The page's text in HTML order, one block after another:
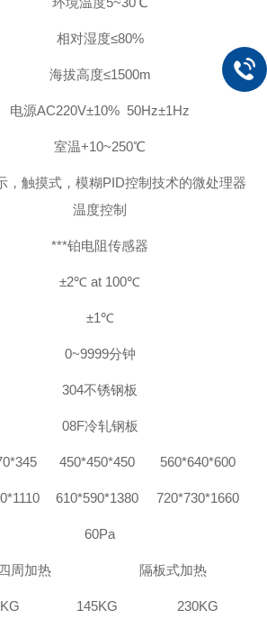
相对湿度≤80%
海拔高度≤1500m
电源AC220V±10% 50Hz±1Hz
室温+10~250℃
，触摸式，模糊PID控制技术的微处理器
温度控制
***铂电阻传感器
±2℃ at 100℃
±1℃
0~9999分钟
304不锈钢板
08F冷轧钢板
450*450*450 560*640*600
610*590*1380 720*730*1660
60Pa
四周加热 隔板式加热
145KG 230KG